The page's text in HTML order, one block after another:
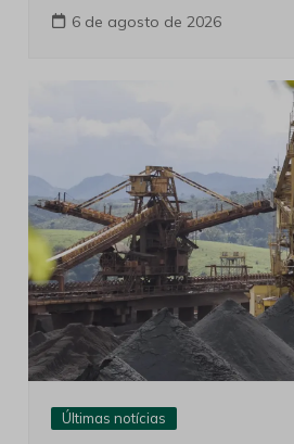
6 de agosto de 2026
Últimas notícias